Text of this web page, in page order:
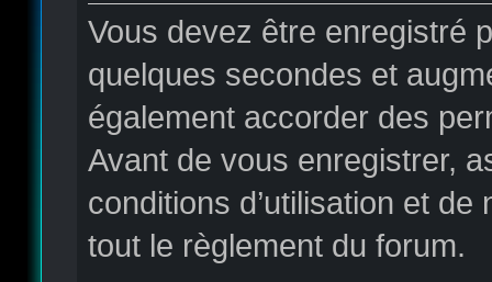
Vous devez être enregistré
quelques secondes et
également accorder des
Avant de vous enregistrer,
conditions d’utilisation et
tout le règlement du forum.